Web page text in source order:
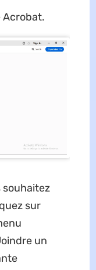
Acrobat.
souhaitez
sur
un